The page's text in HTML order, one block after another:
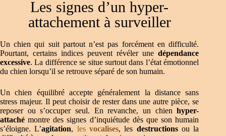
Les signes d’un hyper-
attachement à surveiller
Un chien qui suit partout n’est pas forcément en difficulté.
Pourtant, certains indices peuvent révéler unedépendance
excessive. La différence se situe surtout dans l’état émotionnel
du chien lorsqu’il se retrouve séparé de son humain.
Un chien équilibré accepte généralement la distance sans
stress majeur. Il peut choisir de rester dans une autre pièce, se
reposer ou s’occuper seul. En revanche, un chienhyper-
attaché montre des signes d’inquiétude dès que son humain
s’éloigne. L’agitation, les vocalises, les destructionsou la